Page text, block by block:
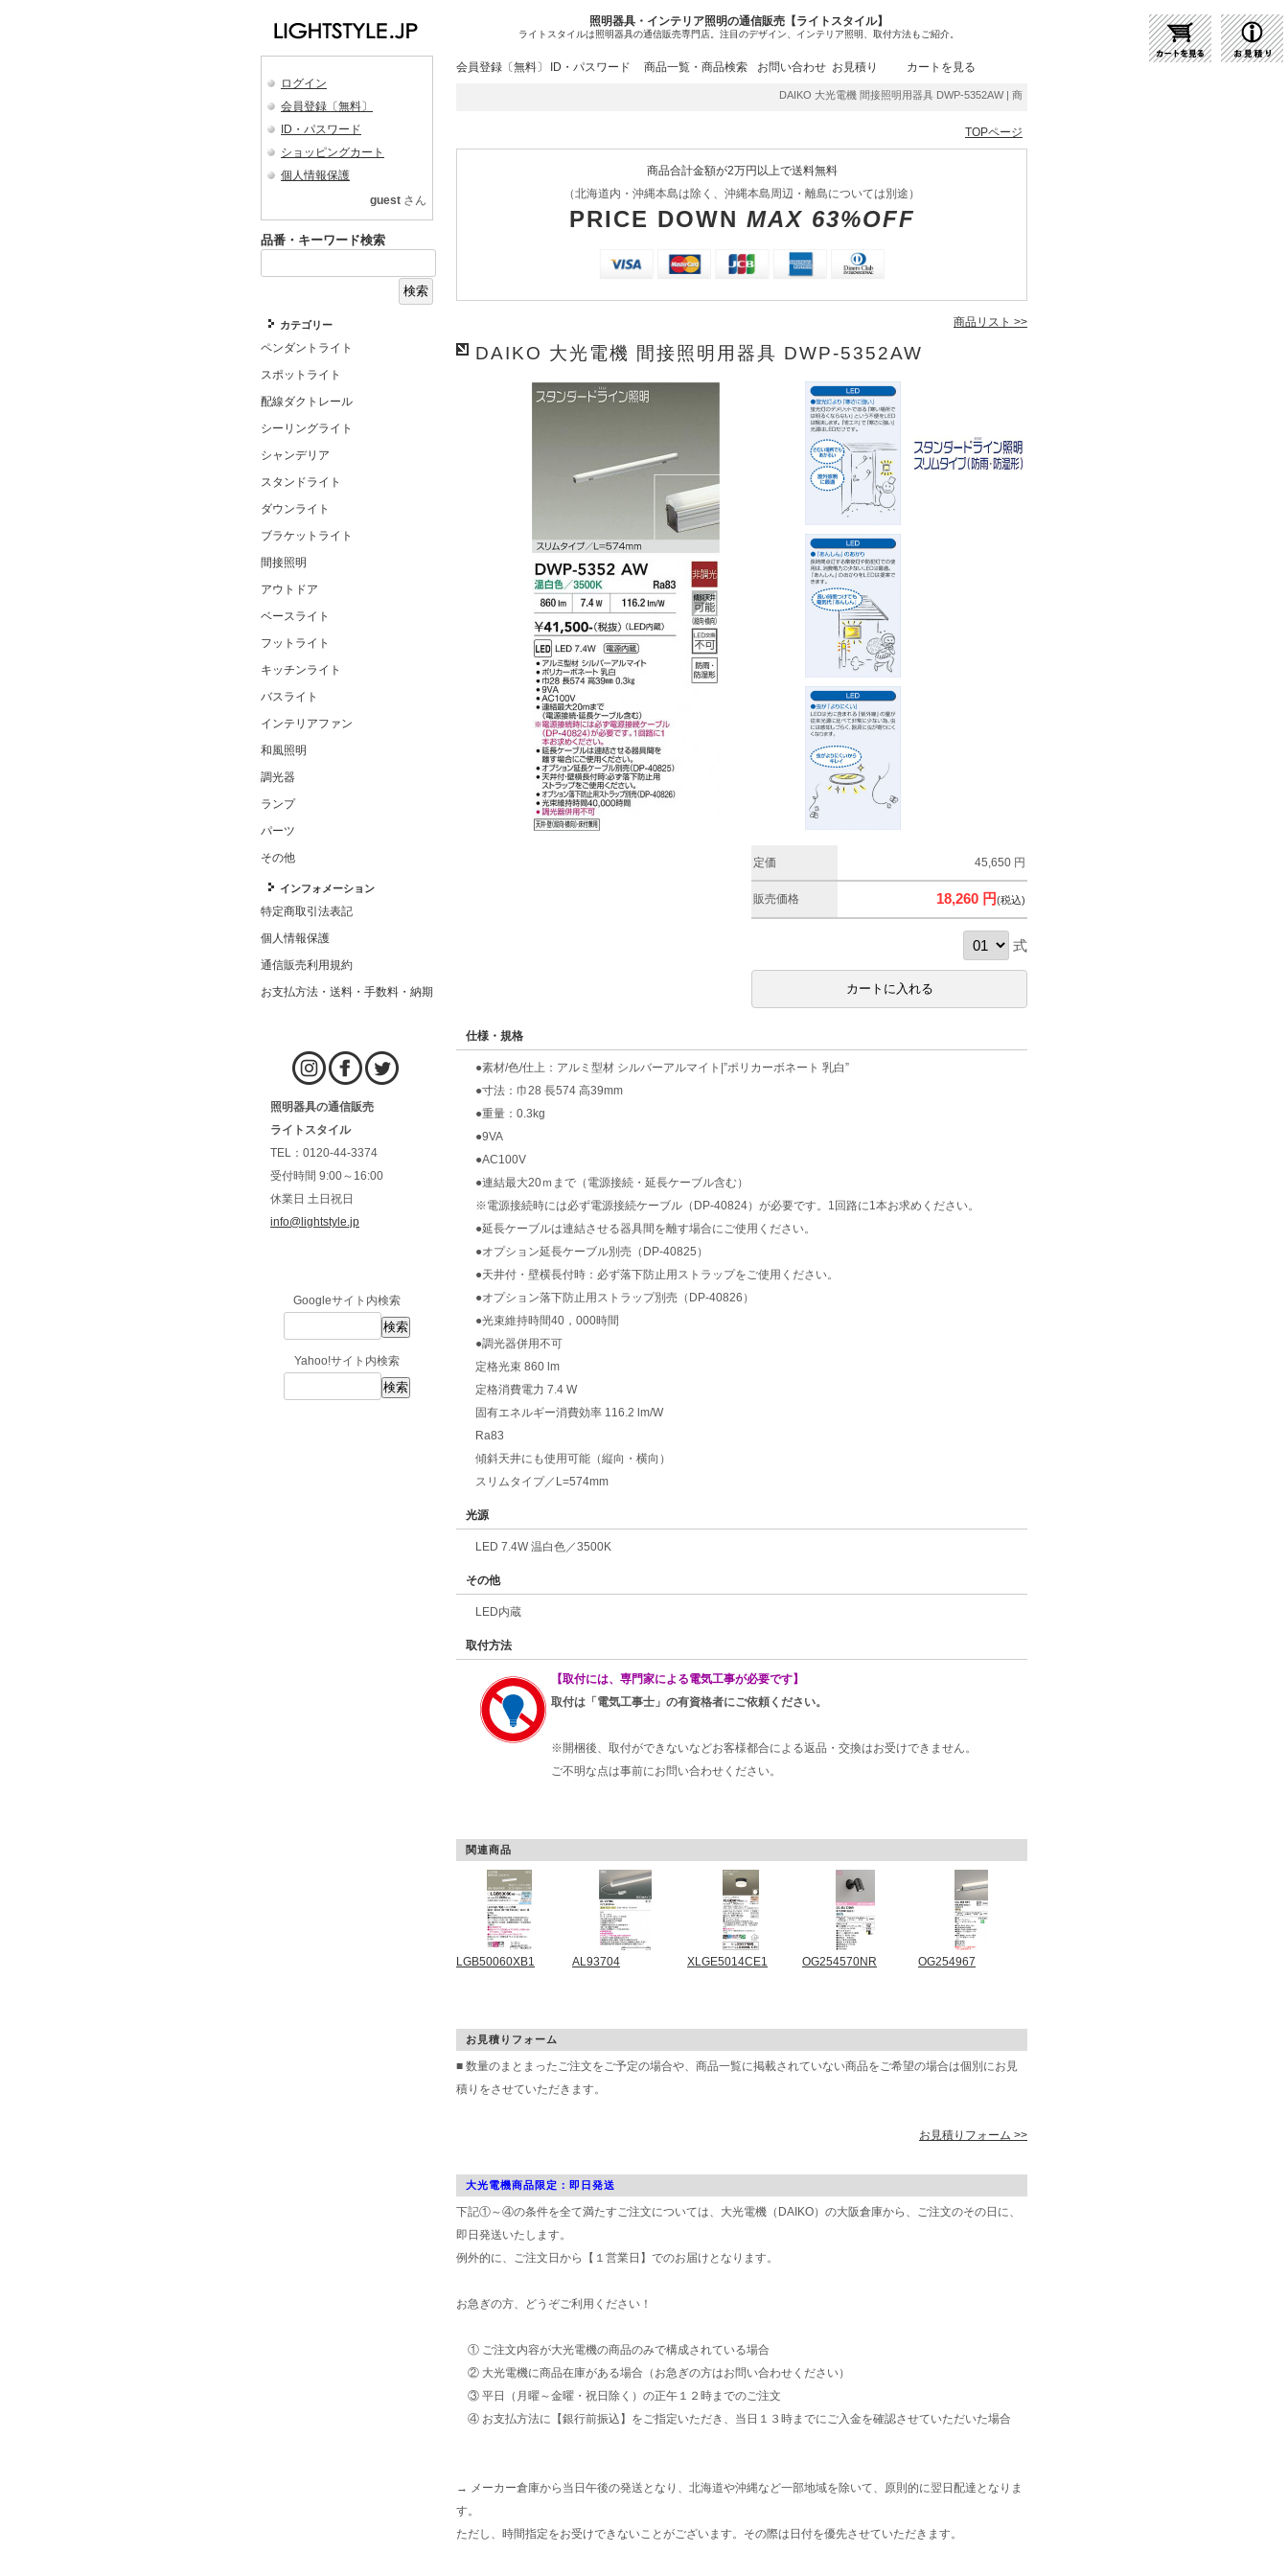
照明器具・インテリア照明の通信販売【ライトスタイル】
ライトスタイルは照明器具の通信販売専門店。注目のデザイン、インテリア照明、取付方法もご紹介。
ログイン
会員登録〔無料〕
ID・パスワード
ショッピングカート
個人情報保護
guest さん
品番・キーワード検索
カテゴリー
ペンダントライト
スポットライト
配線ダクトレール
シーリングライト
シャンデリア
スタンドライト
ダウンライト
ブラケットライト
間接照明
アウトドア
ベースライト
フットライト
キッチンライト
バスライト
インテリアファン
和風照明
調光器
ランプ
パーツ
その他
インフォメーション
特定商取引法表記
個人情報保護
通信販売利用規約
お支払方法・送料・手数料・納期
照明器具の通信販売
ライトスタイル
TEL：0120-44-3374
受付時間 9:00～16:00
休業日 土日祝日
info@lightstyle.jp
Googleサイト内検索
Yahoo!サイト内検索
会員登録〔無料〕 ID・パスワード 商品一覧・商品検索 お問い合わせ お見積り カートを見る
DAIKO 大光電機 間接照明用器具 DWP-5352AW | 商品紹介 | 照明器具の通販・インテリア照明の通信販売【ライ
TOPページ
商品合計金額が2万円以上で送料無料
（北海道内・沖縄本島は除く、沖縄本島周辺・離島については別途）
PRICE DOWN MAX 63%OFF
商品リスト >>
DAIKO 大光電機 間接照明用器具 DWP-5352AW
定価 45,650 円
販売価格 18,260 円(税込)
式
仕様・規格
●素材/色/仕上：アルミ型材 シルバーアルマイト|”ポリカーボネート 乳白”
●寸法：巾28 長574 高39mm
●重量：0.3kg
●9VA
●AC100V
●連結最大20ｍまで（電源接続・延長ケーブル含む）
※電源接続時には必ず電源接続ケーブル（DP-40824）が必要です。1回路に1本お求めください。
●延長ケーブルは連結させる器具間を離す場合にご使用ください。
●オプション延長ケーブル別売（DP-40825）
●天井付・壁横長付時：必ず落下防止用ストラップをご使用ください。
●オプション落下防止用ストラップ別売（DP-40826）
●光束維持時間40，000時間
●調光器併用不可
定格光束 860 lm
定格消費電力 7.4 W
固有エネルギー消費効率 116.2 lm/W
Ra83
傾斜天井にも使用可能（縦向・横向）
スリムタイプ／L=574mm
光源
LED 7.4W 温白色／3500K
その他
LED内蔵
取付方法
【取付には、専門家による電気工事が必要です】
取付は「電気工事士」の有資格者にご依頼ください。
※開梱後、取付ができないなどお客様都合による返品・交換はお受けできません。
ご不明な点は事前にお問い合わせください。
関連商品
LGB50060XB1 AL93704 XLGE5014CE1 OG254570NR OG254967
お見積りフォーム
■ 数量のまとまったご注文をご予定の場合や、商品一覧に掲載されていない商品をご希望の場合は個別にお見
積りをさせていただきます。
お見積りフォーム >>
大光電機商品限定：即日発送
下記①～④の条件を全て満たすご注文については、大光電機（DAIKO）の大阪倉庫から、ご注文のその日に、
即日発送いたします。
例外的に、ご注文日から【１営業日】でのお届けとなります。
お急ぎの方、どうぞご利用ください！
① ご注文内容が大光電機の商品のみで構成されている場合
② 大光電機に商品在庫がある場合（お急ぎの方はお問い合わせください）
③ 平日（月曜～金曜・祝日除く）の正午１２時までのご注文
④ お支払方法に【銀行前振込】をご指定いただき、当日１３時までにご入金を確認させていただいた場合
→ メーカー倉庫から当日午後の発送となり、北海道や沖縄など一部地域を除いて、原則的に翌日配達となりま
す。
ただし、時間指定をお受けできないことがございます。その際は日付を優先させていただきます。